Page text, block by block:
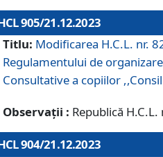
905/21.12.2023
Titlu: Modificarea H.C.L. nr.
Regulamentului de
Consultative a copiilor
Observații : Republică
904/21.12.2023